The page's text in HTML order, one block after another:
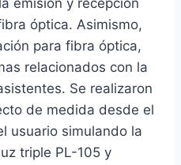
emisión y recepción
óptica. Asimismo,
para fibra óptica,
relacionados con la
Se realizaron
de medida desde el
usuario simulando la
triple PL-105 y